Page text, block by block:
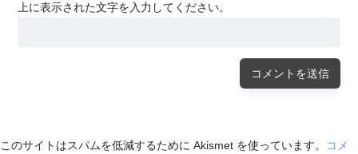
上に表示された文字を入力してください。
このサイトはスパムを低減するために Akismet を使っています。
コメ